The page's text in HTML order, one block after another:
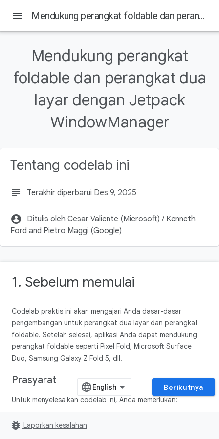
1. Sebelum memulai
Prasyarat
Yang akan Anda lakukan
Yang Anda butuhkan
2. Perangkat satu layar vs perangkat foldable
menu Mendukung perangkat foldable dan perangkat dua layar dengan Jetpack WindowManager
Mendukung perangkat
foldable dan perangkat dua
layar dengan Jetpack
WindowManager
Tentang codelab ini
subject Terakhir diperbarui Des 9, 2025
account_circle
Ditulis oleh Cesar Valiente (Microsoft) / Kenneth
Ford and Pietro Maggi (Google)
1. Sebelum memulai
Codelab praktis ini akan mengajari Anda dasar-dasar
pengembangan untuk perangkat dua layar dan perangkat
foldable. Setelah selesai, aplikasi Anda dapat mendukung
perangkat foldable seperti Pixel Fold, Microsoft Surface
Duo, Samsung Galaxy Z Fold 5, dll.
Prasyarat
Untuk menyelesaikan codelab ini, Anda memerlukan:
Berikutnya
bug_report Laporkan kesalahan